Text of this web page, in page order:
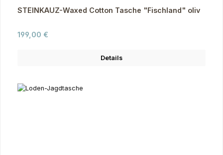
STEINKAUZ-Waxed Cotton Tasche "Fischland" oliv
Regulärer Preis:
199,00 €
Details